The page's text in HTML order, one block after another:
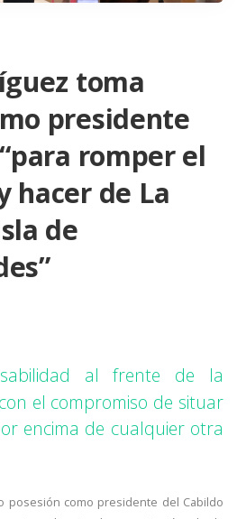
toma
presidente
romper el
hacer de La
de
al frente de la
el compromiso de situar
encima de cualquier otra
posesión como presidente del Cabildo